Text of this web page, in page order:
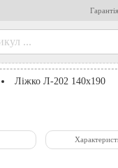
Гарантія
Ліжко Л-202 140x190